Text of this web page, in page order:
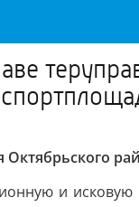
Октябрьского
и